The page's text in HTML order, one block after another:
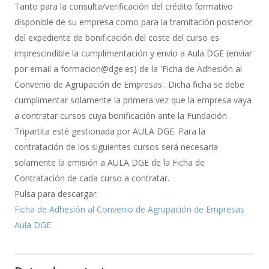
de
Bonificación
Tanto para la consulta/verificación del crédito formativo
disponible de su empresa como para la tramitación posterior
del expediente de bonificación del coste del curso es
imprescindible la cumplimentación y envío a Aula DGE (enviar
por email a formacion@dge.es) de la 'Ficha de Adhesión al
Convenio de Agrupación de Empresas'. Dicha ficha se debe
cumplimentar solamente la primera vez que la empresa vaya
a contratar cursos cuya bonificación ante la Fundación
Tripartita esté gestionada por AULA DGE. Para la
contratación de los siguientes cursos será necesaria
solamente la emisión a AULA DGE de la Ficha de
Contratación de cada curso a contratar.
Pulsa para descargar:
Ficha de Adhesión al Convenio de Agrupación de Empresas
Aula DGE.